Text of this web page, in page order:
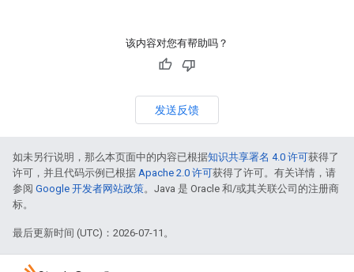
该内容对您有帮助吗？
发送反馈
如未另行说明，那么本页面中的内容已根据知识共享署名 4.0 许可获得了
许可，并且代码示例已根据 Apache 2.0 许可获得了许可。有关详情，请
参阅 Google 开发者网站政策。Java 是 Oracle 和/或其关联公司的注册商
标。
最后更新时间 (UTC)：2026-07-11。